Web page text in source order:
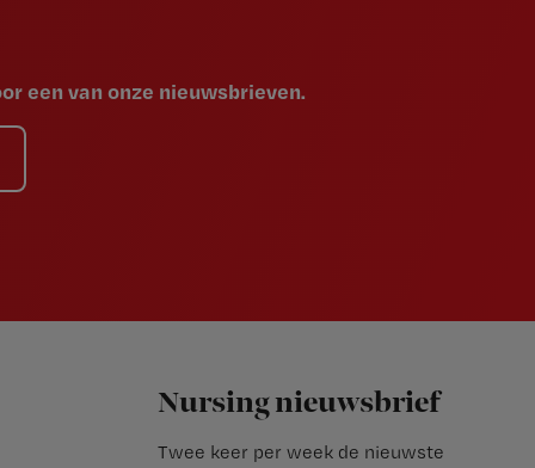
een van onze nieuwsbrieven.
Nursing nieuwsbrief
Twee keer per week de nieuwste